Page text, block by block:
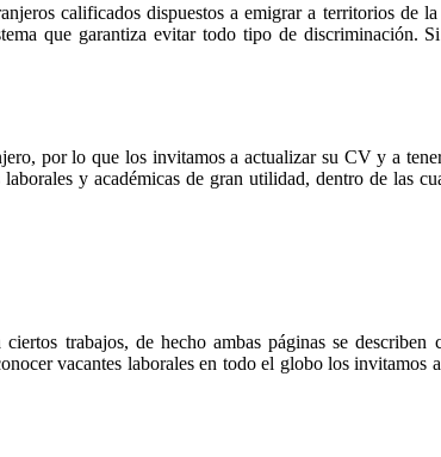
calificados dispuestos a emigrar a territorios de
que garantiza evitar todo tipo de discriminación.
por lo que los invitamos a actualizar su CV y a
y académicas de gran utilidad, dentro de las
trabajos, de hecho ambas páginas se describen
vacantes laborales en todo el globo los invitamos